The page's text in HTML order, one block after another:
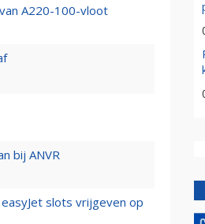
A220-100-vloot
bij ANVR
slots vrijgeven op